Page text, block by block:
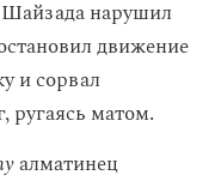
Шайзада нарушил
движение
и сорвал
ругаясь матом.
алматинец